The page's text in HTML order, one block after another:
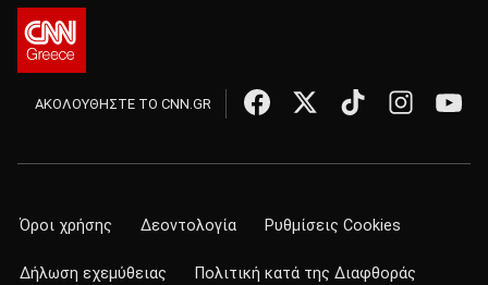
ΑΚΟΛΟΥΘΗΣΤΕ ΤΟ CNN.GR
Όροι χρήσης Δεοντολογία Ρυθμίσεις Cookies
Δήλωση εχεμύθειας Πολιτική κατά της Διαφθοράς